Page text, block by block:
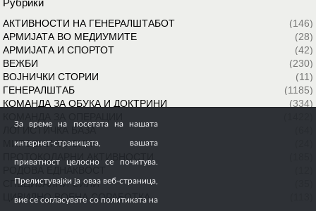
Рубрики
АКТИВНОСТИ НА ГЕНЕРАЛШТАБОТ
(146)
АРМИЈАТА ВО МЕДИУМИТЕ
(28)
АРМИЈАТА И СПОРТОТ
(42)
ВЕЖБИ
(230)
ВОЈНИЧКИ СТОРИИ
(11)
ГЕНЕРАЛШТАБ
(1185)
КОМАНДА ЗА ОБУКА И ДОКТРИНИ
(334)
ЛОГИСТИЧКА БАЗА
МИРОВНИ МИСИИ
СПЕЦИЈАЛНИ СИЛИ
ЦИВИЛНО ВОЕНА СОРАБОТКА
За време на посетата на нашата
интернет-страницата, вашата
приватност целосно се почитува.
Прелистувајќи ја оваа веб-страница,
вие се согласувате со политиката на